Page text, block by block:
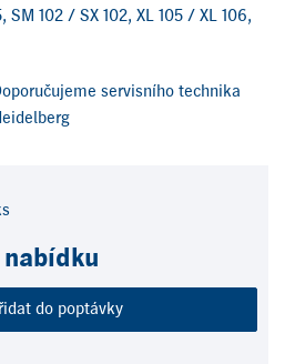
SM 102 / SX 102, XL 105 / XL 106,
servisního technika
nabídku
do poptávky